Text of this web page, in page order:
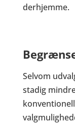
derhjemme.
Selvom
stadig